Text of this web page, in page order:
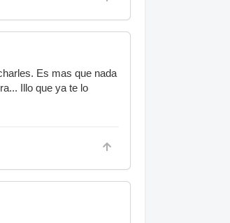
Es mas que nada
Illo que ya te lo